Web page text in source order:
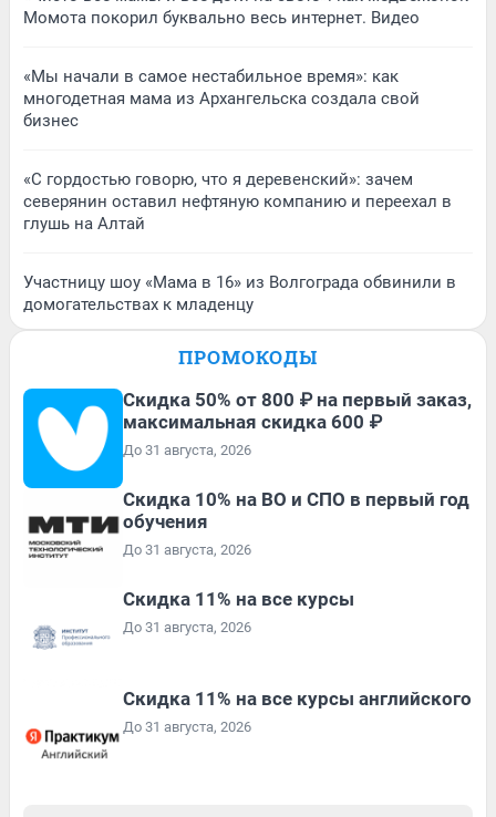
Момота покорил буквально весь интернет. Видео
«Мы начали в самое нестабильное время»: как
многодетная мама из Архангельска создала свой
бизнес
«С гордостью говорю, что я деревенский»: зачем
северянин оставил нефтяную компанию и переехал в
глушь на Алтай
Участницу шоу «Мама в 16» из Волгограда обвинили в
домогательствах к младенцу
ПРОМОКОДЫ
Скидка 50% от 800 ₽ на первый заказ,
максимальная скидка 600 ₽
До 31 августа, 2026
Скидка 10% на ВО и СПО в первый год
обучения
До 31 августа, 2026
Скидка 11% на все курсы
До 31 августа, 2026
Скидка 11% на все курсы английского
До 31 августа, 2026